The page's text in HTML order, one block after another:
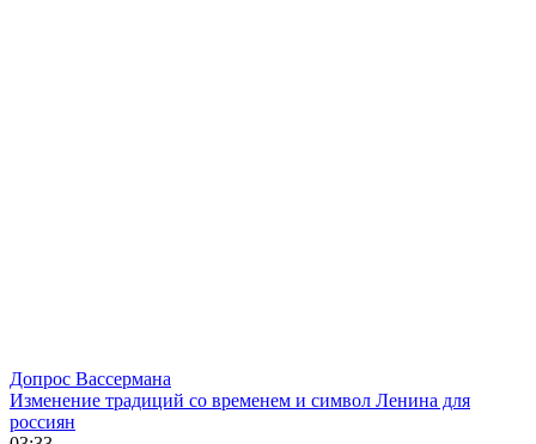
Допрос Вассермана
Изменение традиций со временем и символ Ленина для
россиян